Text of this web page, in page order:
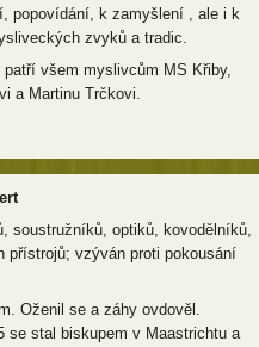
popovídání, k zamyšlení , ale i k
zvyků a tradic.
všem myslivcům MS Křiby,
a Martinu Trčkovi.
soustružníků, optiků, kovodělníků,
přístrojů; vzýván proti pokousání
Oženil se a záhy ovdověl.
se stal biskupem v Maastrichtu a